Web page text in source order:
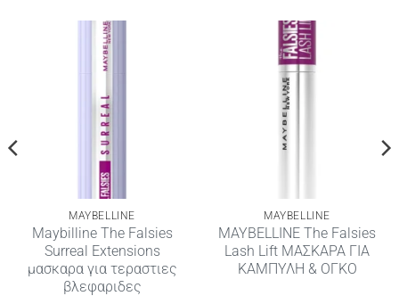
MAYBELLINE
Maybilline The Falsies
Surreal Extensions
μασκαρα για τεραστιες
βλεφαριδες
MAYBELLINE
MAYBELLINE The Falsies
Lash Lift ΜΑΣΚΑΡΑ ΓΙΑ
ΚΑΜΠΥΛΗ & ΟΓΚΟ